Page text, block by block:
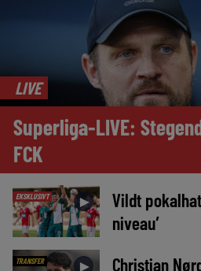
LIVE
Superliga-LIVE:
FCK
EKSKLUSIVT ►
Vildt
niveau’
TRANSFER ►
Christian